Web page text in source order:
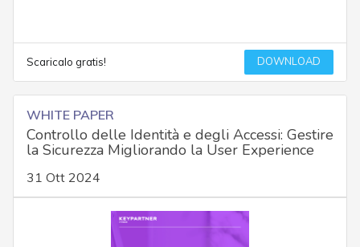
Scaricalo gratis! DOWNLOAD
WHITE PAPER
Controllo delle Identità e degli Accessi: Gestire
la Sicurezza Migliorando la User Experience
31 Ott 2024